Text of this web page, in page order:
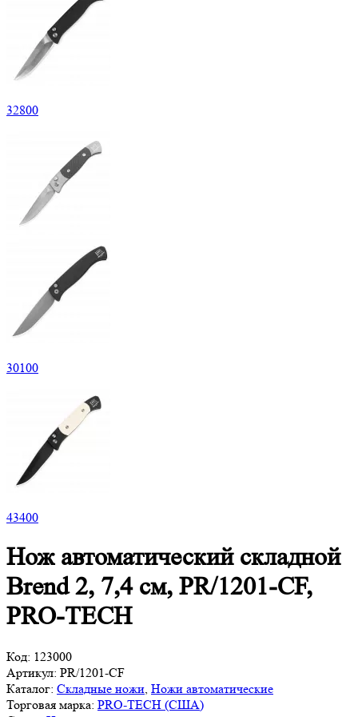
32800
30100
43400
Нож автоматический складной
Brend 2, 7,4 см, PR/1201-CF,
PRO-TECH
Код: 123000
Артикул: PR/1201-CF
Каталог: Складные ножи Ножи автоматические
Торговая марка: PRO-TECH (США)